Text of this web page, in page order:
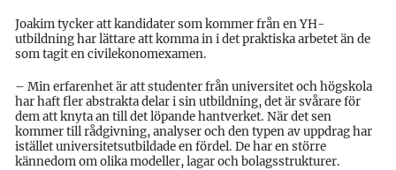
Joakim tycker att kandidater som kommer från en YH-
utbildning har lättare att komma in i det praktiska arbetet än de
som tagit en civilekonomexamen.
– Min erfarenhet är att studenter från universitet och högskola
har haft fler abstrakta delar i sin utbildning, det är svårare för
dem att knyta an till det löpande hantverket. När det sen
kommer till rådgivning, analyser och den typen av uppdrag har
istället universitetsutbildade en fördel. De har en större
kännedom om olika modeller, lagar och bolagsstrukturer.